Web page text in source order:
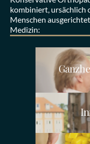
kombiniert, ursächlich
Menschen
Medizin: